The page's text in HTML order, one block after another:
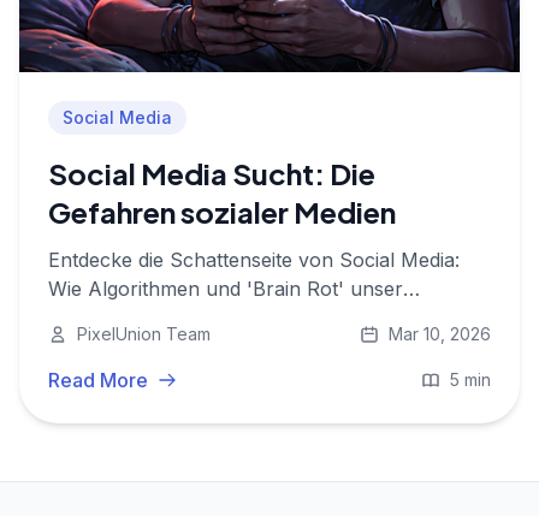
Social Media
Social Media Sucht: Die
Gefahren sozialer Medien
Entdecke die Schattenseite von Social Media:
Wie Algorithmen und 'Brain Rot' unser
Gesundheit beeinflussen und warum digitale
Autonomie unerlässlich ist.
PixelUnion Team Mar 10, 2026
Read More 5 min